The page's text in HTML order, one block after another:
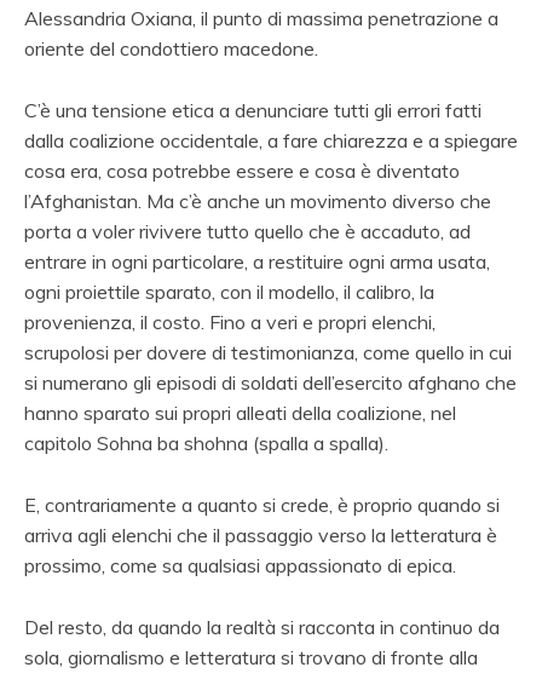
Alessandria Oxiana, il punto di massima penetrazione a
oriente del condottiero macedone.
C’è una tensione etica a denunciare tutti gli errori fatti
dalla coalizione occidentale, a fare chiarezza e a spiegare
cosa era, cosa potrebbe essere e cosa è diventato
l’Afghanistan. Ma c’è anche un movimento diverso che
porta a voler rivivere tutto quello che è accaduto, ad
entrare in ogni particolare, a restituire ogni arma usata,
ogni proiettile sparato, con il modello, il calibro, la
provenienza, il costo. Fino a veri e propri elenchi,
scrupolosi per dovere di testimonianza, come quello in cui
si numerano gli episodi di soldati dell’esercito afghano che
hanno sparato sui propri alleati della coalizione, nel
capitolo Sohna ba shohna (spalla a spalla).
E, contrariamente a quanto si crede, è proprio quando si
arriva agli elenchi che il passaggio verso la letteratura è
prossimo, come sa qualsiasi appassionato di epica.
Del resto, da quando la realtà si racconta in continuo da
sola, giornalismo e letteratura si trovano di fronte alla